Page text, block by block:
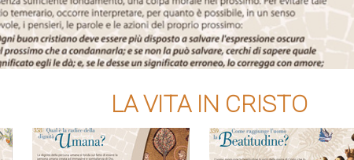
LA VITA IN CRISTO